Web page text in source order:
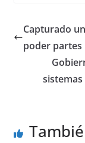
e
b
o
o
s
A
p
p
Capturado
poder partes